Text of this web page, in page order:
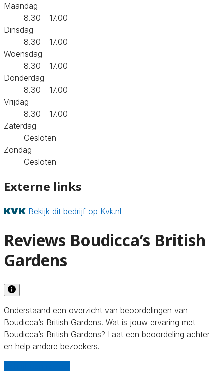
Maandag
8.30 - 17.00
Dinsdag
8.30 - 17.00
Woensdag
8.30 - 17.00
Donderdag
8.30 - 17.00
Vrijdag
8.30 - 17.00
Zaterdag
Gesloten
Zondag
Gesloten
Externe links
Bekijk dit bedrijf op Kvk.nl
Reviews Boudicca’s British
Gardens
Onderstaand een overzicht van beoordelingen van
Boudicca’s British Gardens. Wat is jouw ervaring met
Boudicca’s British Gardens? Laat een beoordeling achter
en help andere bezoekers.